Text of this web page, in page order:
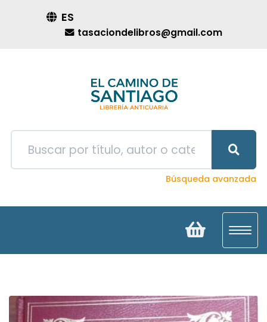
ES
tasaciondelibros@gmail.com
Búsqueda avanzada